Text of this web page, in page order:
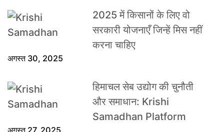
2025 में किसानों के लिए वो
सरकारी योजनाएँ जिन्हें मिस नहीं
करना चाहिए
अगस्त 30, 2025
हिमाचल सेब उद्योग की चुनौती
और समाधान: Krishi
Samadhan Platform